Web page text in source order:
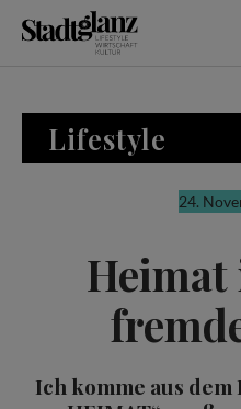
Lifestyle
24.
Heimat
Ich komme aus dem